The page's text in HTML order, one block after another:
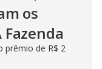
os
prêmio de R$ 2